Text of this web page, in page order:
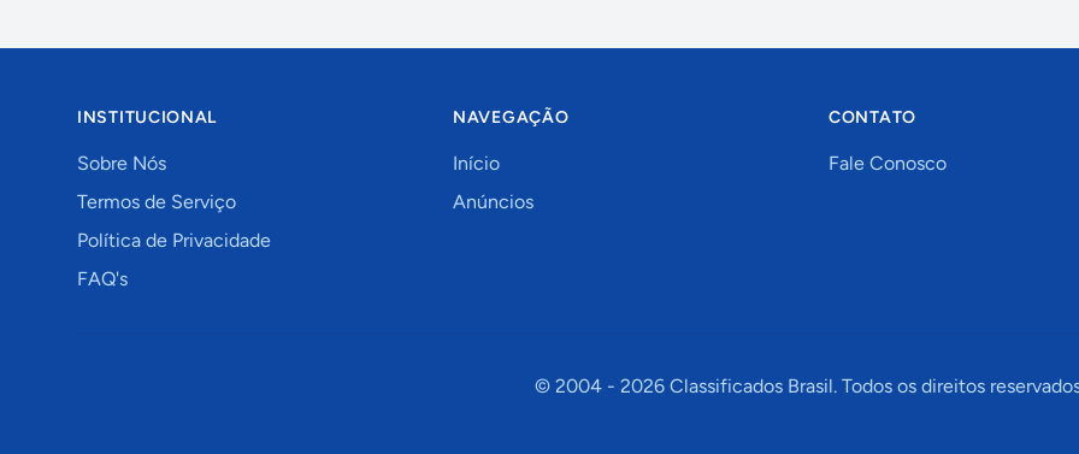
INSTITUCIONAL
Sobre Nós
Termos de Serviço
Política de Privacidade
FAQ's
NAVEGAÇÃO
Início
Anúncios
CONTATO
Fale Conosco
© 2004 - 2026Classificados Brasil. Todos os direitos